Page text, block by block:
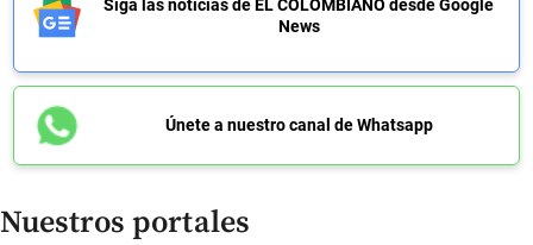
Siga las noticias de EL COLOMBIANO desde Google
News
Únete a nuestro canal de Whatsapp
Nuestros portales